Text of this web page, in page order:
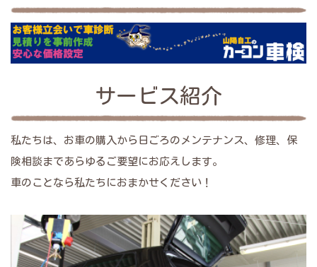
サービス紹介
私たちは、お車の購入から日ごろのメンテナンス、修理、保
険相談まであらゆるご要望にお応えします。
車のことなら私たちにおまかせください！